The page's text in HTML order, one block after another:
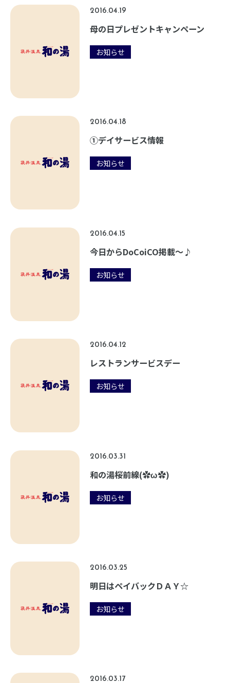
2016.04.19
母の日プレゼントキャンペーン
お知らせ
2016.04.18
①デイサービス情報
お知らせ
2016.04.15
今日からDoCoiCO掲載～♪
お知らせ
2016.04.12
レストランサービスデー
お知らせ
2016.03.31
和の湯桜前線(✿ω✿)
お知らせ
2016.03.25
明日はペイバックＤＡＹ☆
お知らせ
2016.03.17